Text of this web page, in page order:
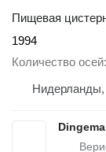
Пищевая
1994
Количество осей
Нидерланды,